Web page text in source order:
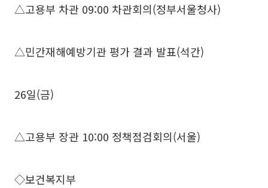
△고용부 차관 09:00 차관회의(정부서울청사)
△민간재해예방기관 평가 결과 발표(석간)
26일(금)
△고용부 장관 10:00 정책점검회의(서울)
◇보건복지부